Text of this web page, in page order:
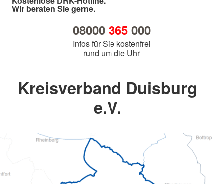
Wir beraten Sie gerne.
08000 365000
Infos für Sie kostenfrei
rund um die Uhr
Kreisverband Duisburg
e.V.